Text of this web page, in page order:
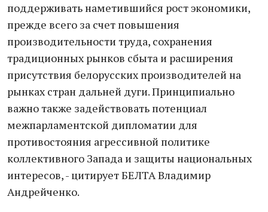
поддерживать наметившийся рост экономики,
прежде всего за счет повышения
производительности труда, сохранения
традиционных рынков сбыта и расширения
присутствия белорусских производителей на
рынках стран дальней дуги. Принципиально
важно также задействовать потенциал
межпарламентской дипломатии для
противостояния агрессивной политике
коллективного Запада и защиты национальных
интересов, - цитирует БЕЛТА Владимир
Андрейченко.